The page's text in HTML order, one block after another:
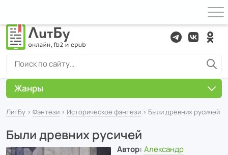
ЛитБу › Фэнтези › Историческое фэнтези › Были древних русичей
Были древних русичей
Автор: Александр
Жанры